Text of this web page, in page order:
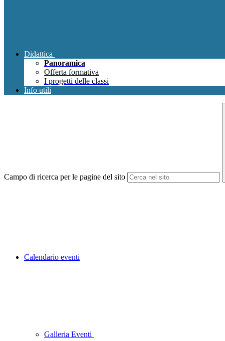
Didattica
Panoramica
Offerta formativa
I progetti delle classi
Info utili
Campo di ricerca per le pagine del sito
Calendario eventi
Galleria Eventi